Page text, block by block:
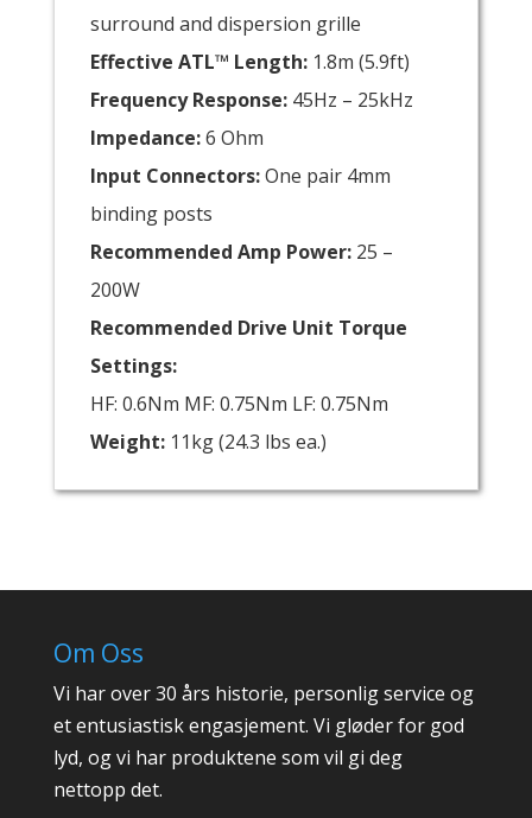
surround and dispersion grille
Effective ATL™ Length:1.8m (5.9ft)
Frequency Response:45Hz – 25kHz
Impedance:6 Ohm
Input Connectors:One pair 4mm
binding posts
Recommended Amp Power:25 –
200W
Recommended Drive Unit Torque
Settings:
HF: 0.6Nm MF: 0.75Nm LF: 0.75Nm
Weight:11kg (24.3 lbs ea.)
Om Oss
Vi har over 30 års historie, personlig service og
et entusiastisk engasjement. Vi gløder for god
lyd, og vi har produktene som vil gi deg
nettopp det.